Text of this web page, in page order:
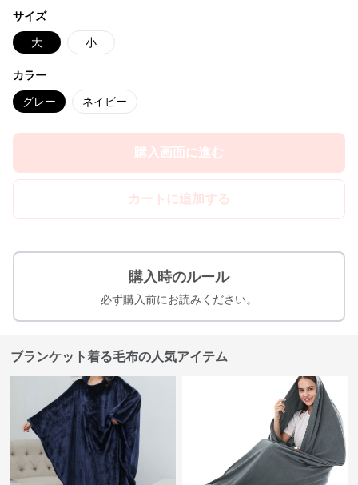
サイズ
大 小
カラー
グレー ネイビー
購入画面に進む
カートに追加する
購入時のルール
必ず購入前にお読みください。
ブランケット着る毛布の人気アイテム